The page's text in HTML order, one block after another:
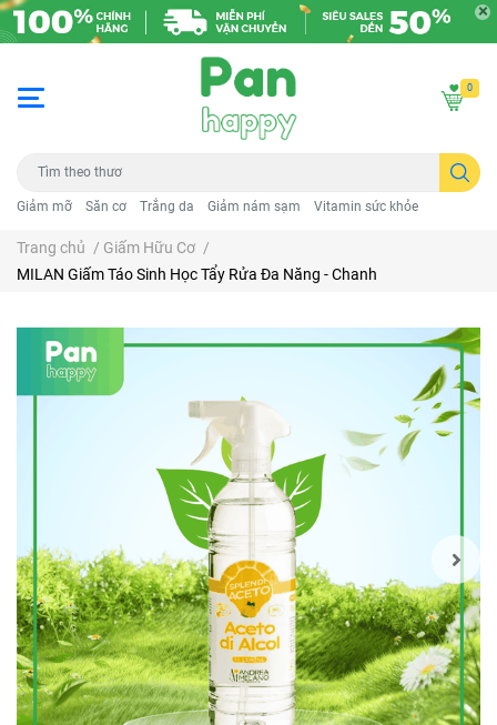
Giảm mỡ Săn cơ Trắng da Giảm nám sạm Vitamin sức khỏe
0
Trang chủ / Giấm Hữu Cơ /
MILAN Giấm Táo Sinh Học Tẩy Rửa Đa Năng - Chanh